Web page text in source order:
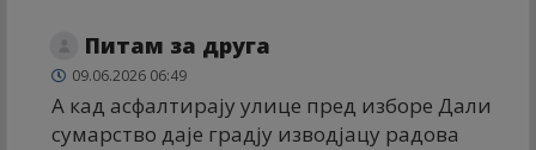
Питам за друга
09.06.2026 06:49
А кад асфалтирају улице пред изборе Дали
сумарство даје градју изводјацу радова